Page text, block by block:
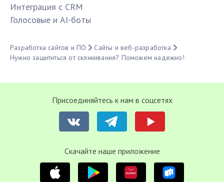
Интеграция с CRM
Голосовые и AI-боты
Разработка сайтов и ПО
Сайты и веб-разработка
Нужно защититься от скликивания? Поможем надежно!
Присоединяйтесь к нам в соцсетях
Cкачайте наше приложение